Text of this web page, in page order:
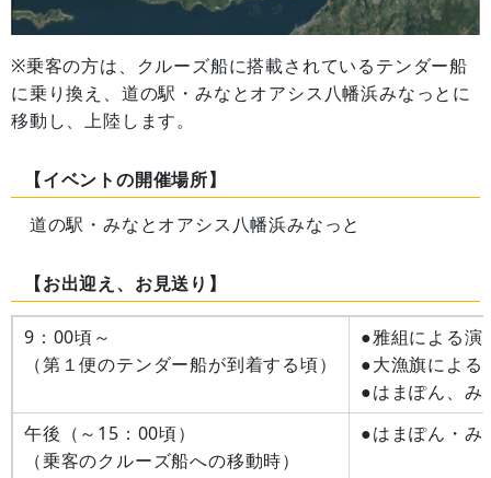
※乗客の方は、クルーズ船に搭載されているテンダー船
に乗り換え、道の駅・みなとオアシス八幡浜みなっとに
移動し、上陸します。
【イベントの開催場所】
道の駅・みなとオアシス八幡浜みなっと
【お出迎え、お見送り】
9：00頃～
（第１便のテンダー船が到着する頃）
●雅組による演
●大漁旗による
●はまぽん、み
午後（～15：00頃）
（乗客のクルーズ船への移動時）
●はまぽん・み